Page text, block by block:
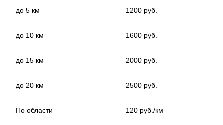
до 5 км 1200 руб.
до 10 км 1600 руб.
до 15 км 2000 руб.
до 20 км 2500 руб.
По области 120 руб./км